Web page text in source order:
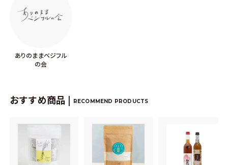
ありのままベジフル
の会
おすすめ商品 | RECOMMEND PRODUCTS